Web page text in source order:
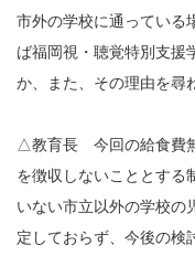
市外の学校に通っている
ば福岡視・聴覚特別支援
か、また、その理由を尋
△教育長 今回の給食費
を徴収しないこととする
いない市立以外の学校の
定しておらず、今後の検